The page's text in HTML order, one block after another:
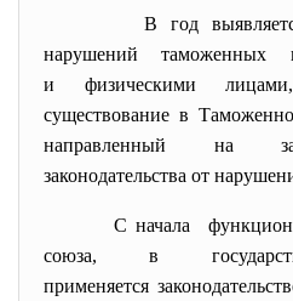
В год
нарушений таможенных
и физическими
существование в
направленный на
законодательства от
С начала
союза, в
применяется